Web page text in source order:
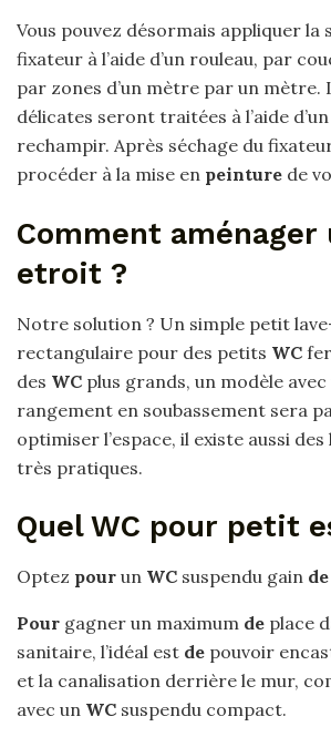
Vous pouvez désormais appliquer la
fixateur à l’aide d’un rouleau, par
par zones d’un mètre par un mètre.
délicates seront traitées à l’aide
rechampir. Après séchage du
procéder à la mise en peinture de
Comment aménager
etroit ?
Notre solution ? Un simple petit
rectangulaire pour des petits WC
des WC plus grands, un modèle
rangement en soubassement sera
optimiser l’espace, il existe aussi des
très pratiques.
Quel WC pour petit
Optez pour un WC suspendu gain de
Pour gagner un maximum de place
sanitaire, l’idéal est de pouvoir
et la canalisation derrière le mur,
avec un WC suspendu compact.